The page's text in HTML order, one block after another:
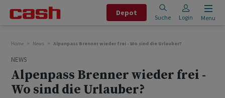
Depot
Suche Login Menu
Home News Alpenpass Brenner wieder frei - Wo sind die Urlauber?
NEWS
Alpenpass Brenner wieder frei -
Wo sind die Urlauber?